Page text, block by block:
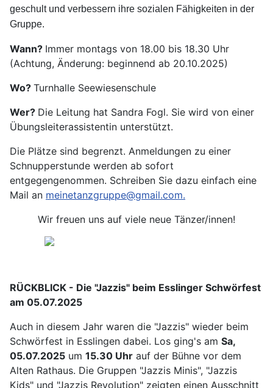
geschult und verbessern ihre sozialen Fähigkeiten in der
Gruppe.
Wann? Immer montags von 18.00 bis 18.30 Uhr
(Achtung, Änderung: beginnend ab 20.10.2025)
Wo? Turnhalle Seewiesenschule
Wer? Die Leitung hat Sandra Fogl. Sie wird von einer
Übungsleiterassistentin unterstützt.
Die Plätze sind begrenzt. Anmeldungen zu einer
Schnupperstunde werden ab sofort
entgegengenommen. Schreiben Sie dazu einfach eine
Mail an meinetanzgruppe@gmail.com.
Wir freuen uns auf viele neue Tänzer/innen!
RÜCKBLICK - Die "Jazzis" beim Esslinger Schwörfest
am 05.07.2025
Auch in diesem Jahr waren die "Jazzis" wieder beim
Schwörfest in Esslingen dabei. Los ging's am Sa,
05.07.2025 um 15.30 Uhr auf der Bühne vor dem
Alten Rathaus. Die Gruppen "Jazzis Minis", "Jazzis
Kids" und "Jazzis Revolution" zeigten einen Ausschnitt